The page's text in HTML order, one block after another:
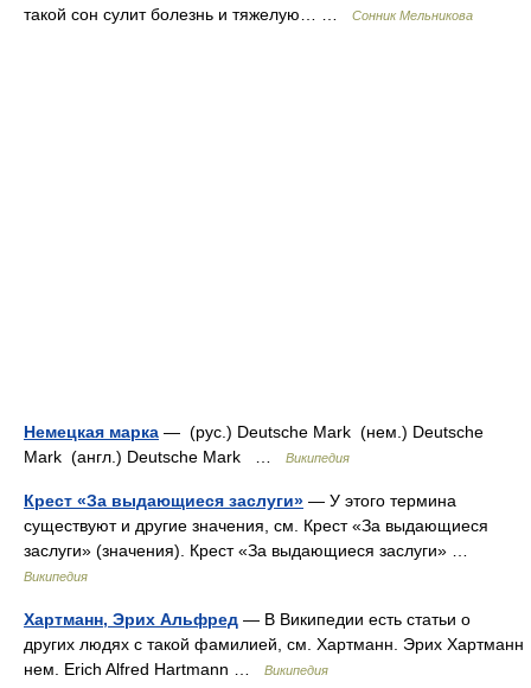
такой сон сулит болезнь и тяжелую… …
Сонник Мельникова
Немецкая марка — (рус.) Deutsche Mark (нем.) Deutsche
Mark (англ.) Deutsche Mark …
Википедия
Крест «За выдающиеся заслуги» — У этого термина
существуют и другие значения, см. Крест «За выдающиеся
заслуги» (значения). Крест «За выдающиеся заслуги» …
Википедия
Хартманн, Эрих Альфред — В Википедии есть статьи о
других людях с такой фамилией, см. Хартманн. Эрих Хартманн
нем. Erich Alfred Hartmann …
Википедия